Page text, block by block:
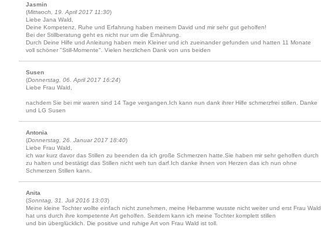
Jasmin
(Mittwoch, 19. April 2017 11:30)
Liebe Jana Wald,
Deine Kompetenz, Ruhe und Erfahrung haben meinem David und mir sehr gut geholfen!
Bei der Stillberatung geht es nicht nur um die Ernährung.
Durch Deine Hilfe und Anleitung haben mein Kleiner und ich zueinander gefunden und hatten 11 Monate
voll schöner "Still-Momente". Vielen herzlichen Dank von uns beiden
Susen
(Donnerstag, 06. April 2017 16:24)
Liebe Frau Wald,
nachdem Sie bei mir waren sind 14 Tage vergangen.Ich kann nun dank ihrer Hilfe schmerzfrei stillen. Danke
und LG Susen
Antonia
(Donnerstag, 26. Januar 2017 18:40)
Liebe Frau Wald,
ich war kurz davor das Stillen zu beenden da ich große Schmerzen hatte.Sie haben mir sehr geholfen durch
zu halten und bestätigt das Stillen nicht weh tun darf.Ich danke ihnen von Herzen das ich nun ohne
Schmerzen Stillen kann.
Anita
(Sonntag, 31. Juli 2016 13:03)
Meine kleine Tochter wollte einfach nicht zunehmen, meine Hebamme wusste nicht weiter und erst Frau Wald
hat uns durch ihre kompetente Art geholfen. Seitdem kann ich meine Tochter komplett stillen
und bin überglücklich. Die positive und ruhige Art von Frau Wald ist toll.